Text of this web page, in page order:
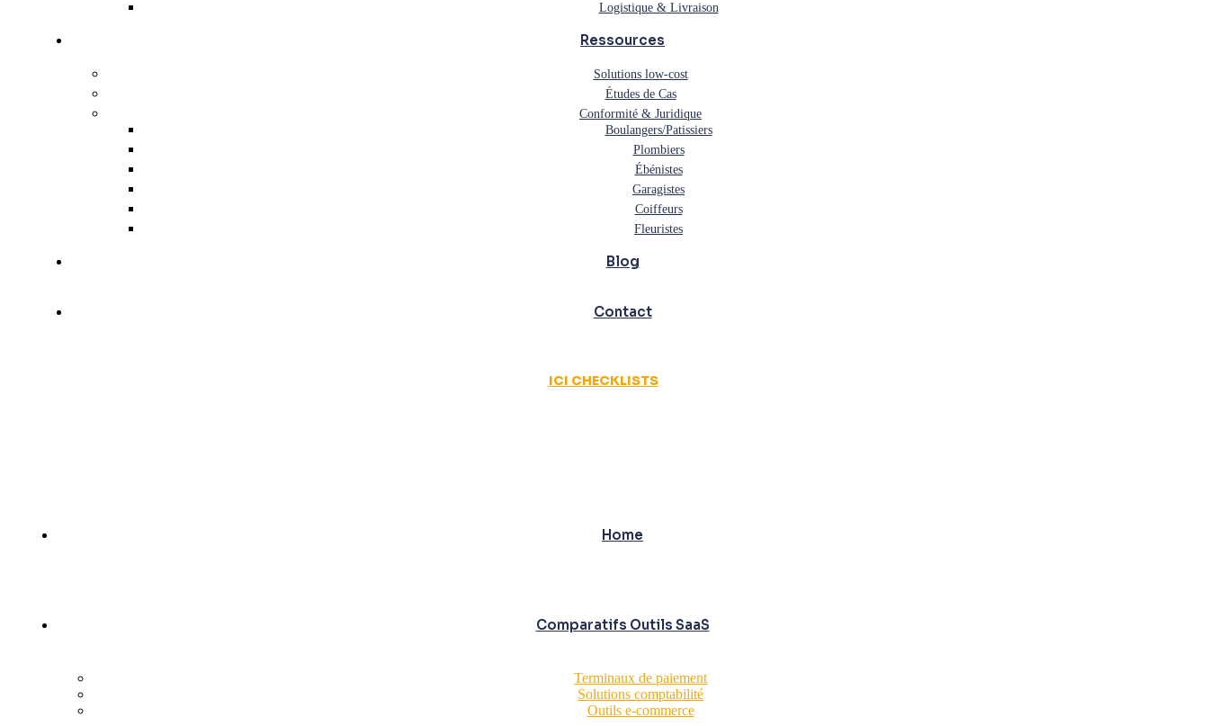
Logistique & Livraison
Ressources
Solutions low-cost
Études de Cas
Conformité & Juridique
Boulangers/Patissiers
Plombiers
Ébénistes
Garagistes
Coiffeurs
Fleuristes
Blog
Contact
ICI CHECKLISTS
Home
Comparatifs Outils SaaS
Terminaux de paiement
Solutions comptabilité
Outils e-commerce